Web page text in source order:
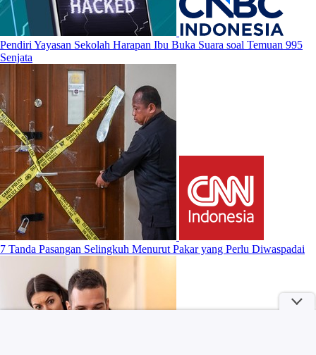
Pendiri Yayasan Sekolah Harapan Ibu Buka Suara soal Temuan 995
Senjata
7 Tanda Pasangan Selingkuh Menurut Pakar yang Perlu Diwaspadai